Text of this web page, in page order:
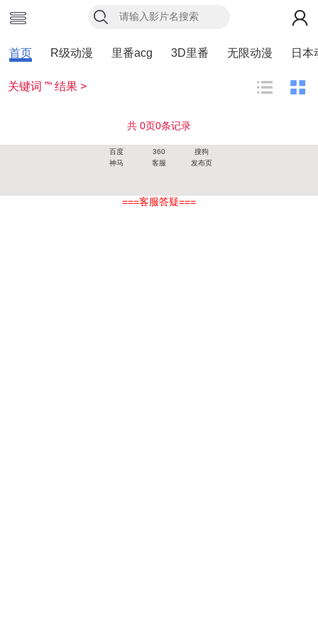
首页 R级动漫 里番acg 3D里番 无限动漫 日本
关键词 ”“ 结果 >
共 0页0条记录
百度 360
搜狗
神马
客服 发布页
===客服答疑===